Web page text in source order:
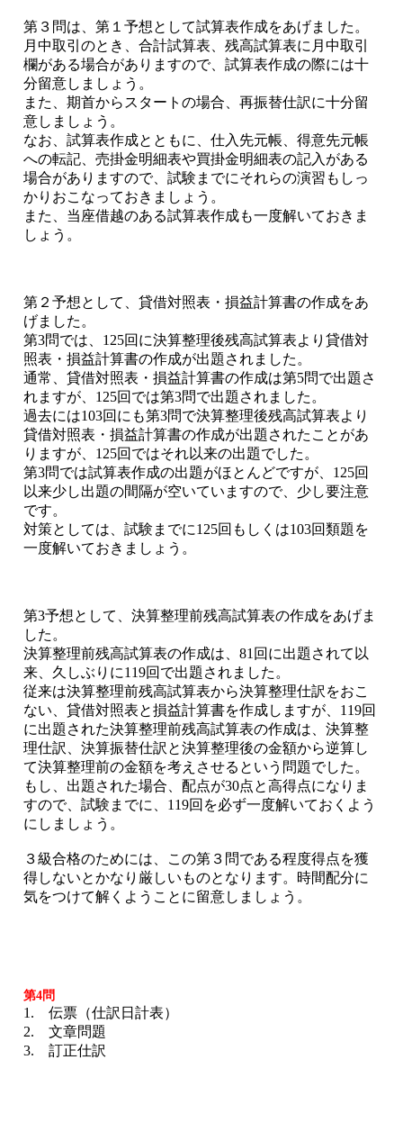
第３問は、第１予想として試算表作成をあげました。
月中取引のとき、合計試算表、残高試算表に月中取引
欄がある場合がありますので、試算表作成の際には十
分留意しましょう。
また、期首からスタートの場合、再振替仕訳に十分留
意しましょう。
なお、試算表作成とともに、仕入先元帳、得意先元帳
への転記、売掛金明細表や買掛金明細表の記入がある
場合がありますので、試験までにそれらの演習もしっ
かりおこなっておきましょう。
また、当座借越のある試算表作成も一度解いておきま
しょう。
第２予想として、貸借対照表・損益計算書の作成をあ
げました。
第3問では、125回に決算整理後残高試算表より貸借対
照表・損益計算書の作成が出題されました。
通常、貸借対照表・損益計算書の作成は第5問で出題さ
れますが、125回では第3問で出題されました。
過去には103回にも第3問で決算整理後残高試算表より
貸借対照表・損益計算書の作成が出題されたことがあ
りますが、125回ではそれ以来の出題でした。
第3問では試算表作成の出題がほとんどですが、125回
以来少し出題の間隔が空いていますので、少し要注意
です。
対策としては、試験までに125回もしくは103回類題を
一度解いておきましょう。
第3予想として、決算整理前残高試算表の作成をあげま
した。
決算整理前残高試算表の作成は、81回に出題されて以
来、久しぶりに119回で出題されました。
従来は決算整理前残高試算表から決算整理仕訳をおこ
ない、貸借対照表と損益計算書を作成しますが、119回
に出題された決算整理前残高試算表の作成は、決算整
理仕訳、決算振替仕訳と決算整理後の金額から逆算し
て決算整理前の金額を考えさせるという問題でした。
もし、出題された場合、配点が30点と高得点になりま
すので、試験までに、119回を必ず一度解いておくよう
にしましょう。
３級合格のためには、この第３問である程度得点を獲
得しないとかなり厳しいものとなります。時間配分に
気をつけて解くようことに留意しましょう。
第4問
1. 伝票（仕訳日計表）
2. 文章問題
3. 訂正仕訳